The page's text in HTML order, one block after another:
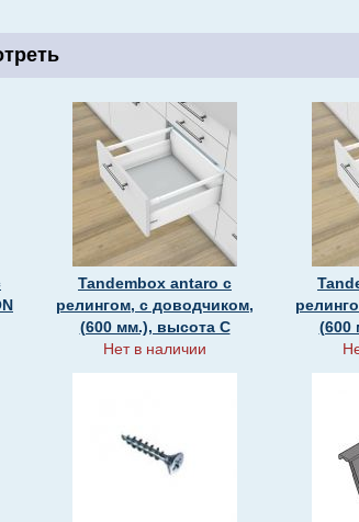
Tandembox antaro с
релингом, c доводчиком,
(600 мм.), высота С
Нет в наличии
(600